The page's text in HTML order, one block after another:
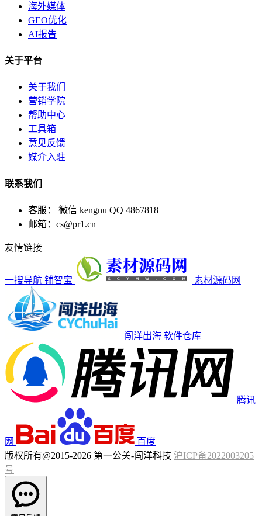
海外媒体
GEO优化
AI报告
关于平台
关于我们
营销学院
帮助中心
工具箱
意见反馈
媒介入驻
联系我们
客服： 微信 kengnu QQ 4867818
邮箱：cs@pr1.cn
友情链接
一搜导航 铺智宝 素材源码网
闯洋出海 软件仓库
腾讯
网
百度
版权所有@2015-2026 第一公关-闯洋科技 沪ICP备2022003205
号